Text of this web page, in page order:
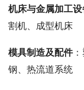
机床与金属加工设
割机、成型机床
模具制造及配件：
钢、热流道系统